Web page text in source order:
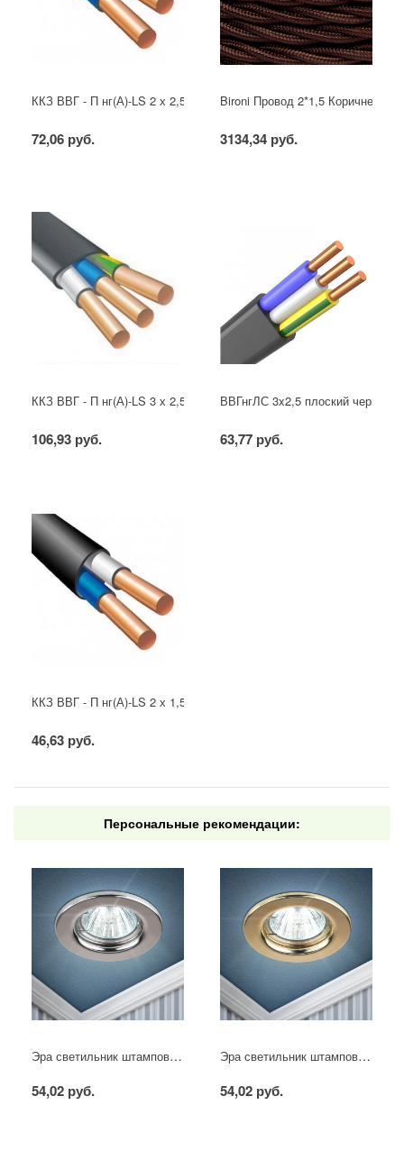
ККЗ ВВГ - П нг(А)-LS 2 х 2,5 ГОСТ
72,06 руб.
Bironi Провод 2*1,5 Коричневый
3134,34 руб.
ККЗ ВВГ - П нг(А)-LS 3 х 2,5 ГОСТ
106,93 руб.
ВВГнгЛС 3x2,5 плоский черный
63,77 руб.
ККЗ ВВГ - П нг(А)-LS 2 х 1,5 ГОСТ
46,63 руб.
Персональные рекомендации:
Эра светильник штампованный MR16 хром
54,02 руб.
Эра светильник штампованный MR16 золото
54,02 руб.